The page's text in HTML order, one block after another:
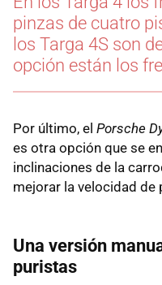
pinzas de cuatro
los Targa 4S son
opción están los
Por último, el Porsche
es otra opción que se
inclinaciones de la
mejorar la velocidad de
Una versión
puristas